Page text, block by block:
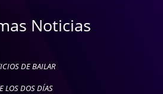
Noticias
DE BAILAR
LOS DOS DÍAS